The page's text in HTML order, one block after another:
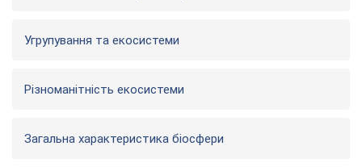
Угрупування та екосистеми
Різноманітність екосистеми
Загальна характеристика біосфери